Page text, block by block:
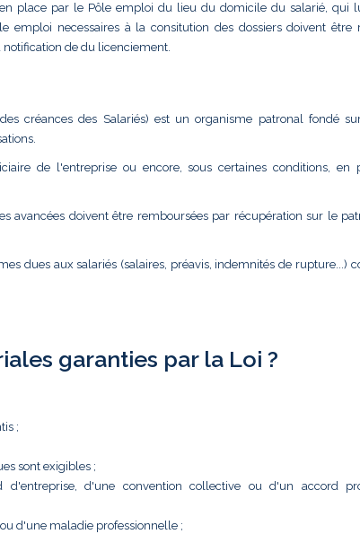
place par le Pôle emploi du lieu du domicile du salarié, qui
emploi necessaires à la consitution des dossiers doivent être
de du licenciement.
créances des Salariés) est un organisme patronal fondé
de l'entreprise ou encore, sous certaines conditions, en
avancées doivent être remboursées par récupération sur le
dues aux salariés (salaires, préavis, indemnités de rupture...)
garanties par la Loi ?
;
sont exigibles ;
d'une convention collective ou d'un accord
d'une maladie professionnelle ;